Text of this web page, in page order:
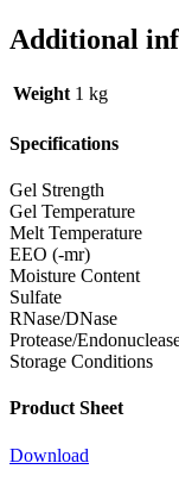
Additional
Weight 1 kg
Specifications
Gel Strength
Gel Temperature
Melt Temperature
EEO (-mr)
Moisture Content
Sulfate
RNase/DNase
Protease/
Storage Conditions
Product Sheet
Download